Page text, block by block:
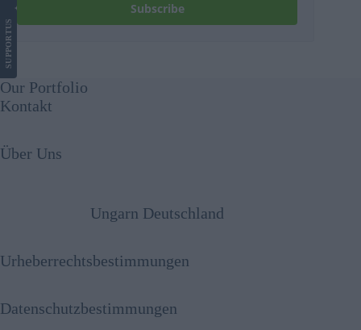
Subscribe
SUPPORT
US
Our Portfolio
Kontakt
Über Uns
Ungarn Deutschland
Urheberrechtsbestimmungen
Datenschutzbestimmungen